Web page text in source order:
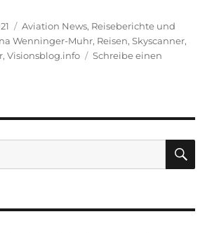
Kategorien
Aviation News, Reiseberichte und
Wenninger-Muhr, Reisen,Skyscanner,
,Visionsblog.info
Schreibe einen